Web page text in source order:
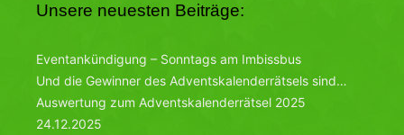
Unsere neuesten Beiträge:
Eventankündigung – Sonntags am Imbissbus
Und die Gewinner des Adventskalenderrätsels sind…
Auswertung zum Adventskalenderrätsel 2025
24.12.2025